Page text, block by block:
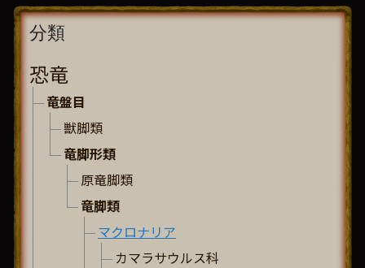
分類
恐竜
竜盤目
獣脚類
竜脚形類
原竜脚類
竜脚類
マクロナリア
カマラサウルス科